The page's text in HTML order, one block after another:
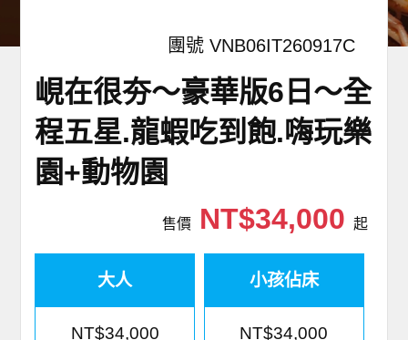
團號 VNB06IT260917C
峴在很夯～豪華版6日～全
程五星.龍蝦吃到飽.嗨玩樂
園+動物園
售價NT$34,000 起
大人
NT$34,000
小孩佔床
NT$34,000